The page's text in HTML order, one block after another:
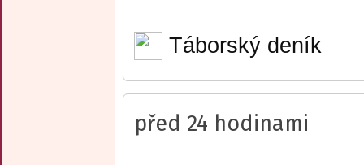
Táborský deník
před 24 hodinami